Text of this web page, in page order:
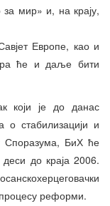
мир» и, на крају,
Европе, као и
ће и даље бити
који је до данас
о стабилизацији и
Споразума, БиХ ће
до краја 2006.
реформи.